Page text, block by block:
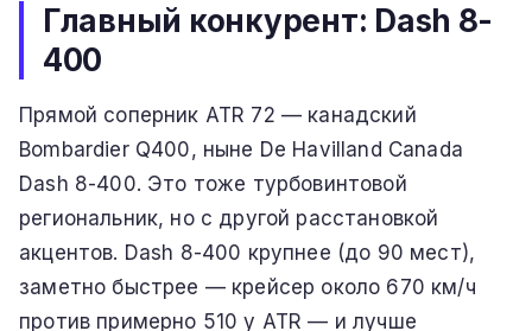
Главный конкурент: Dash 8-
400
Прямой соперник ATR 72 — канадский
Bombardier Q400, ныне De Havilland Canada
Dash 8-400. Это тоже турбовинтовой
региональник, но с другой расстановкой
акцентов. Dash 8-400 крупнее (до 90 мест),
заметно быстрее — крейсер около 670 км/ч
против примерно 510 у ATR — и лучше